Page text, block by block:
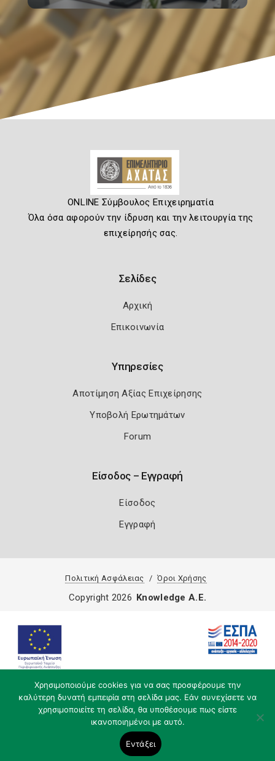
ONLINE Σύμβουλος Επιχειρηματία
Όλα όσα αφορούν την ίδρυση και την λειτουργία της
επιχείρησής σας.
Σελίδες
Αρχική
Επικοινωνία
Υπηρεσίες
Αποτίμηση Αξίας Επιχείρησης
Υποβολή Ερωτημάτων
Forum
Είσοδος – Εγγραφή
Είσοδος
Εγγραφή
Πολιτική Ασφάλειας Όροι Χρήσης
Χρησιμοποιούμε cookies για να σας προσφέρουμε την
καλύτερη δυνατή εμπειρία στη σελίδα μας. Εάν συνεχίσετε να
χρησιμοποιείτε τη σελίδα, θα υποθέσουμε πως είστε
ικανοποιημένοι με αυτό.
Εντάξει
Copyright 2026 Knowledge A.E.